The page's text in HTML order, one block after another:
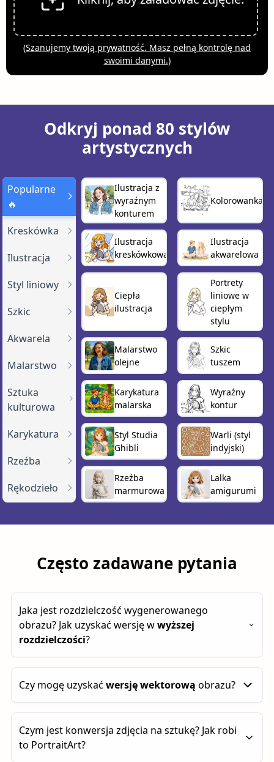
(Szanujemy twoją prywatność. Masz pełną kontrolę nad
swoimi danymi.)
Odkryj ponad 80 stylów
artystycznych
Popularne
🔥
Kreskówka
Ilustracja
Styl liniowy
Szkic
Akwarela
Malarstwo
Sztuka
kulturowa
Karykatura
Rzeźba
Rękodzieło
Ilustracja z
wyraźnym
konturem
Kolorowanka
Ilustracja
kreskówkowa
Ilustracja
akwarelowa
Ciepła
ilustracja
Portrety
liniowe w
ciepłym
stylu
Malarstwo
olejne
Szkic
tuszem
Karykatura
malarska
Wyraźny
kontur
Styl Studia
Ghibli
Warli (styl
indyjski)
Rzeźba
marmurowa
Lalka
amigurumi
Często zadawane pytania
Jaka jest rozdzielczość wygenerowanego
obrazu? Jak uzyskać wersję wwyższej
rozdzielczości?
megapiksela. Możesz zwiększyć rozdzielczość do
4 megapikseli, klikając przycisk„2× Upscale”.
Czy mogę uzyskać wersję wektorową obrazu?
Najlepiej sprawdza się ona w przypadku obrazów z
jednolitymi kolorami i wyraźnymi krawędziami.
Czym jest konwersja zdjęcia na sztukę? Jak robi
to PortraitArt?